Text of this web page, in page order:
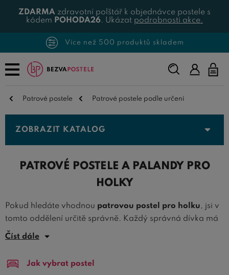
ZDARMA zdravotní polštář k objednávce postele s
kódem POHODA26. Ukázat podrobnosti akce.
Více než 500 produktů skladem
Napište,
co
Patrové postele Patrové postele podle určení
ZOBRAZIT KATALOG
PATROVÉ POSTELE A PALANDY PRO
HOLKY
Pokud hledáte vhodnou patrovou postel pro holku, jsi v
tomto oddělení určitě správně. Každý správná dívka má
svá určitá přání a vnímá své okolí jinak než kluci.
bříza , javor nebo
Číst dále
Jak vybrat postel